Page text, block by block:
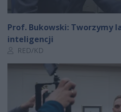
Prof. Bukowski: Tworzymy
inteligencji
Autor artykułu:
RED/KD